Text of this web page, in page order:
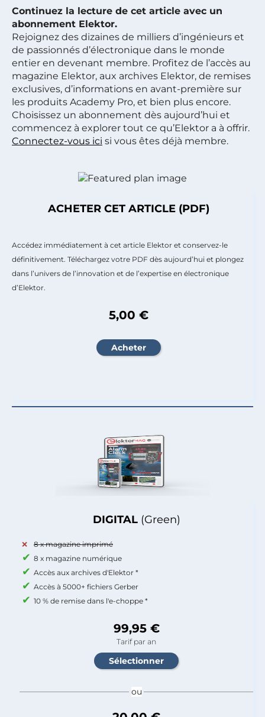
Continuez la lecture de cet article avec un
abonnement Elektor.
Rejoignez des dizaines de milliers d’ingénieurs et
de passionnés d’électronique dans le monde
entier en devenant membre. Profitez de l’accès au
magazine Elektor, aux archives Elektor, de remises
exclusives, d’informations en avant-première sur
les produits Academy Pro, et bien plus encore.
Choisissez un abonnement dès aujourd’hui et
commencez à explorer tout ce qu’Elektor a à offrir.
Connectez-vous ici si vous êtes déjà membre.
DIGITAL (Green)
8 x magazine imprimé
8 x magazine numérique
Accès aux archives d'Elektor *
Accès à 5000+ fichiers Gerber
10 % de remise dans l'e-choppe *
99,95 €
Tarif par an
ou
ACHETER CET ARTICLE (PDF)
Accédez immédiatement à cet article Elektor et conservez-le
définitivement. Téléchargez votre PDF dès aujourd’hui et plongez
dans l’univers de l’innovation et de l’expertise en électronique
d’Elektor.
5,00 €